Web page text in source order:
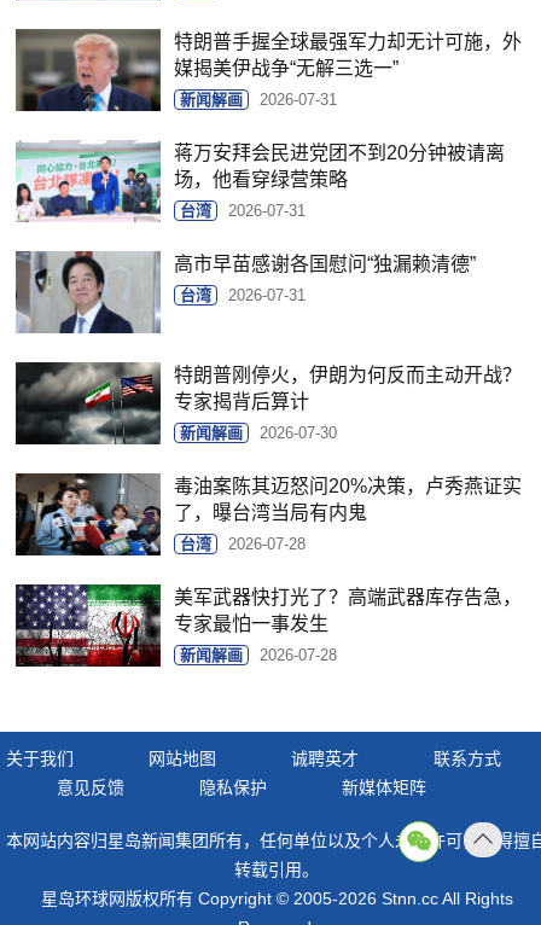
特朗普手握全球最强军力却无计可施，外
媒揭美伊战争“无解三选一”
新闻解画 2026-07-31
蒋万安拜会民进党团不到20分钟被请离
场，他看穿绿营策略
台湾 2026-07-31
高市早苗感谢各国慰问“独漏赖清德”
台湾 2026-07-31
特朗普刚停火，伊朗为何反而主动开战？
专家揭背后算计
新闻解画 2026-07-30
毒油案陈其迈怒问20%决策，卢秀燕证实
了，曝台湾当局有内鬼
台湾 2026-07-28
美军武器快打光了？高端武器库存告急，
专家最怕一事发生
新闻解画 2026-07-28
关于我们 网站地图 诚聘英才
联系方式
意见反馈
隐私保护 新媒体矩阵
本网站内容归星岛新闻集团所有，任何单位以及个人未经许可，不得擅
转载引用。
星岛环球网版权所有 Copyright © 2005-2026 Stnn.cc All Rights
顶部